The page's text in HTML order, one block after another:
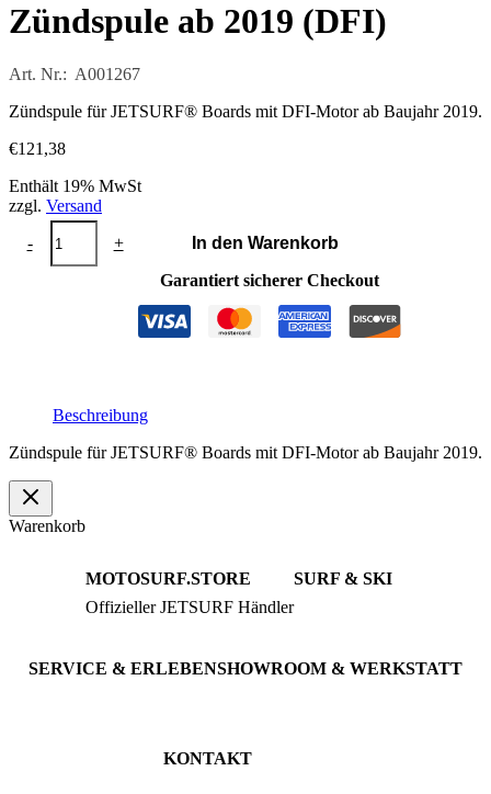
Zündspule ab 2019 (DFI)
Art. Nr.: A001267
Zündspule für JETSURF® Boards mit DFI-Motor ab Baujahr 2019.
€121,38
Enthält 19% MwSt
zzgl. Versand
-
Zündspule
+
In den Warenkorb
Garantiert sicherer Checkout
Beschreibung
Zündspule für JETSURF® Boards mit DFI-Motor ab Baujahr 2019.
Warenkorb
MOTOSURF.STORE
Offizieller JETSURF Händler
SURF & SKI
JETSURF Boards
SERVICE & ERLEBENSHOWROOM & WERKSTATT
KONTAKT